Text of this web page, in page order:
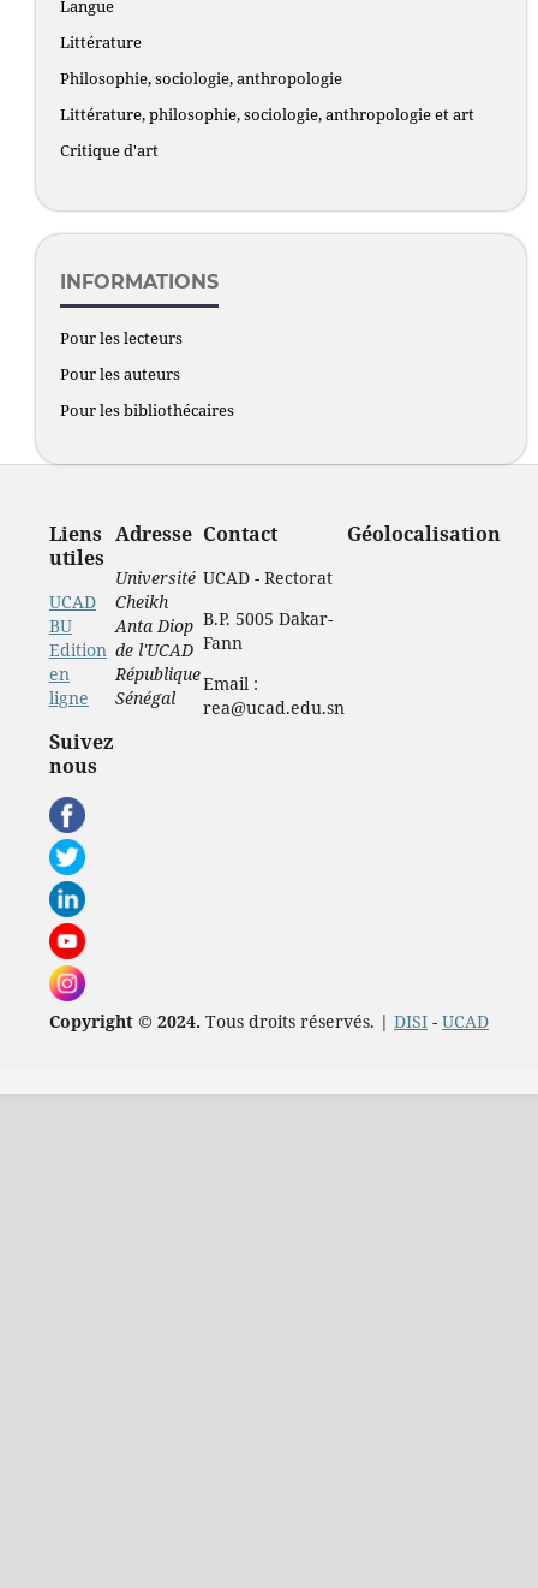
Langue
Littérature
Philosophie, sociologie, anthropologie
Littérature, philosophie, sociologie, anthropologie et art
Critique d'art
INFORMATIONS
Pour les lecteurs
Pour les auteurs
Pour les bibliothécaires
Liens
utiles
UCAD
BU
Edition
en
ligne
Suivez
nous
Adresse
Université
Cheikh
Anta Diop
de l'UCAD
République
Sénégal
Contact
UCAD - Rectorat
B.P. 5005 Dakar-
Fann
Email :
rea@ucad.edu.sn
Géolocalisation
Copyright © 2024. Tous droits réservés. | DISI - UCAD